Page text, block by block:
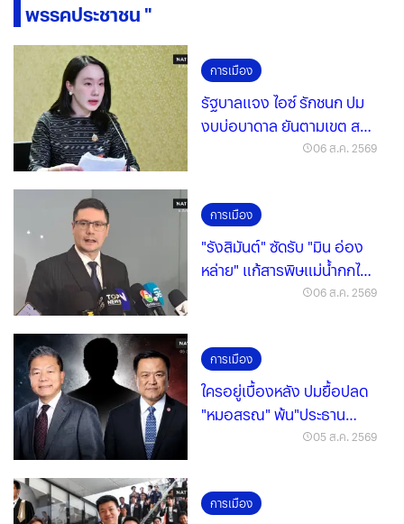
" พรรคประชาชน "
การเมือง
รัฐบาลแจง ไอซ์ รักชนก ปม
งบบ่อบาดาล ยันตามเขต สส.
06 ส.ค. 2569
การเมือง
"รังสิมันต์" ซัดรับ "มิน อ่อง
หล่าย" แก้สารพิษแม่น้ำกกไร้
06 ส.ค. 2569
การเมือง
ใครอยู่เบื้องหลัง ปมยื้อปลด
"หมอสรณ" พ้น"ประธาน
กสทช." หรือเพราะกุนซือลับ
05 ส.ค. 2569
การเมือง